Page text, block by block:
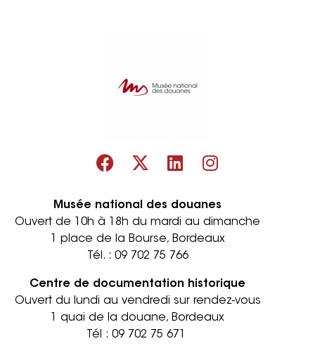
Musée national des douanes
Ouvert de 10h à 18h du mardi au dimanche
1 place de la Bourse, Bordeaux
Tél. : 09 702 75 766
Centre de documentation historique
Ouvert du lundi au vendredi sur rendez-vous
1 quai de la douane, Bordeaux
Tél : 09 702 75 671